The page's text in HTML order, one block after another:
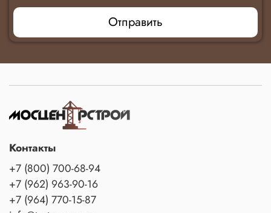
Отправить
Контакты
+7 (800) 700-68-94
+7 (962) 963-90-16
+7 (964) 770-15-87